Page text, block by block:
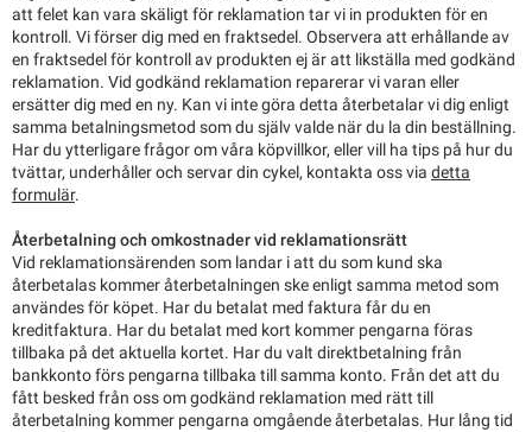
att felet kan vara skäligt för reklamation tar vi in produkten för en
kontroll. Vi förser dig med en fraktsedel. Observera att erhållande av
en fraktsedel för kontroll av produkten ej är att likställa med godkänd
reklamation. Vid godkänd reklamation reparerar vi varan eller
ersätter dig med en ny. Kan vi inte göra detta återbetalar vi dig enligt
samma betalningsmetod som du själv valde när du la din beställning.
Har du ytterligare frågor om våra köpvillkor, eller vill ha tips på hur du
tvättar, underhåller och servar din cykel, kontakta oss via detta
formulär.
Återbetalning och omkostnader vid reklamationsrätt
Vid reklamationsärenden som landar i att du som kund ska
återbetalas kommer återbetalningen ske enligt samma metod som
användes för köpet. Har du betalat med faktura får du en
kreditfaktura. Har du betalat med kort kommer pengarna föras
tillbaka på det aktuella kortet. Har du valt direktbetalning från
bankkonto förs pengarna tillbaka till samma konto. Från det att du
fått besked från oss om godkänd reklamation med rätt till
återbetalning kommer pengarna omgående återbetalas. Hur lång tid